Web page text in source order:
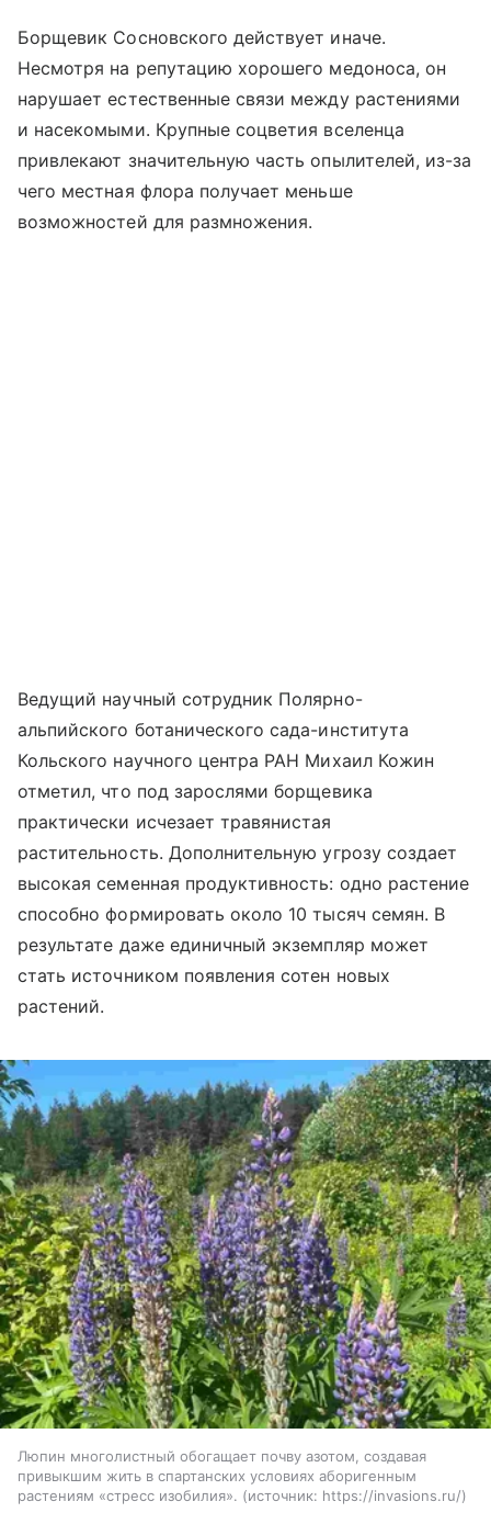
Борщевик Сосновского действует иначе.
Несмотря на репутацию хорошего медоноса, он
нарушает естественные связи между растениями
и насекомыми. Крупные соцветия вселенца
привлекают значительную часть опылителей, из-за
чего местная флора получает меньше
возможностей для размножения.
Ведущий научный сотрудник Полярно-
альпийского ботанического сада-института
Кольского научного центра РАН Михаил Кожин
отметил, что под зарослями борщевика
практически исчезает травянистая
растительность. Дополнительную угрозу создает
высокая семенная продуктивность: одно растение
способно формировать около 10 тысяч семян. В
результате даже единичный экземпляр может
стать источником появления сотен новых
растений.
Люпин многолистный обогащает почву азотом, создавая
привыкшим жить в спартанских условиях аборигенным
растениям «стресс изобилия».
источник: https://invasions.ru/